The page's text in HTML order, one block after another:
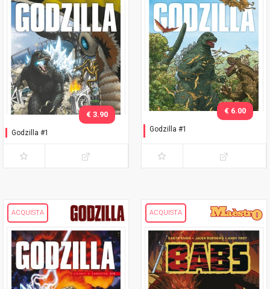
Godzilla #1
€ 3.90
Godzilla #1
€ 6.00
ACQUISTA ACQUISTA